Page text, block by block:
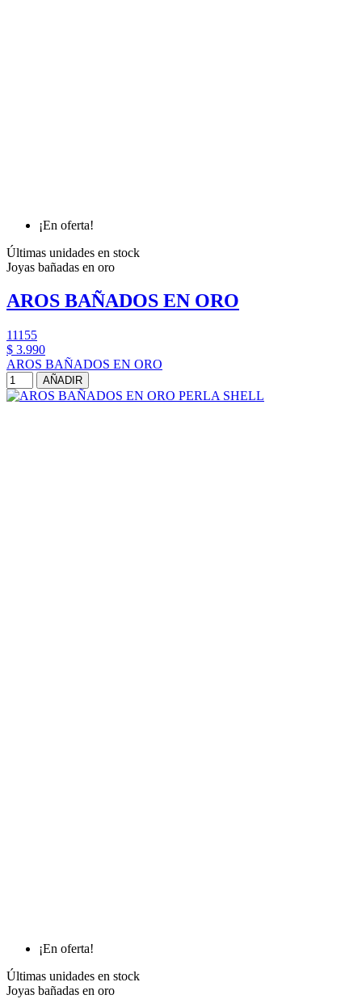
¡En oferta!
Últimas unidades en stock
Joyas bañadas en oro
AROS BAÑADOS EN ORO
11155
$ 3.990
AROS BAÑADOS EN ORO
AÑADIR
¡En oferta!
Últimas unidades en stock
Joyas bañadas en oro